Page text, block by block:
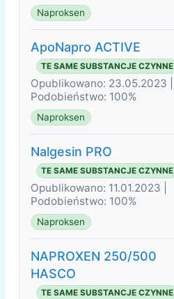
Naproksen
ApoNapro ACTIVE
TE SAME SUBSTANCJE CZYNNE
Opublikowano: 23.05.2023 |
Podobieństwo: 100%
Naproksen
Nalgesin PRO
TE SAME SUBSTANCJE CZYNNE
Opublikowano: 11.01.2023 |
Podobieństwo: 100%
Naproksen
NAPROXEN 250/500
HASCO
TE SAME SUBSTANCJE CZYNNE